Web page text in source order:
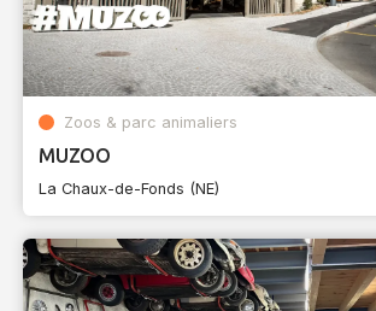
Zoos & parc animaliers
MUZOO
La Chaux-de-Fonds (NE)